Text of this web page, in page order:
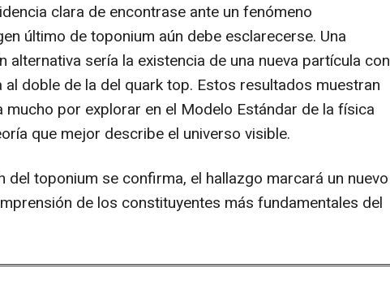
clara de encontrase ante un fenómeno
último de toponium aún debe esclarecerse. Una
alternativa sería la existencia de una nueva partícula con
al doble de la del quark top. Estos resultados muestran
mucho por explorar en el Modelo Estándar de la física
que mejor describe el universo visible.
del toponium se confirma, el hallazgo marcará un nuevo
de los constituyentes más fundamentales del